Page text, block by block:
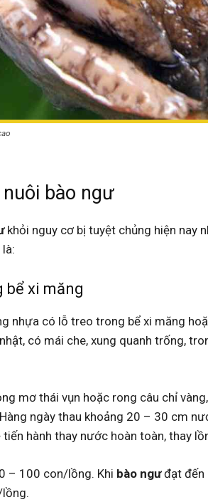
bào ngư
khỏi nguy cơ bị tuyệt chủng hiện nay
bể xi măng
nhựa có lỗ treo trong bể xi măng
có mái che, xung quanh trống,
mơ thái vụn hoặc rong câu chỉ
ngày thau khoảng 20 – 30 cm
hành thay nước hoàn toàn, thay
– 100 con/lồng. Khi bào ngưđạt đến